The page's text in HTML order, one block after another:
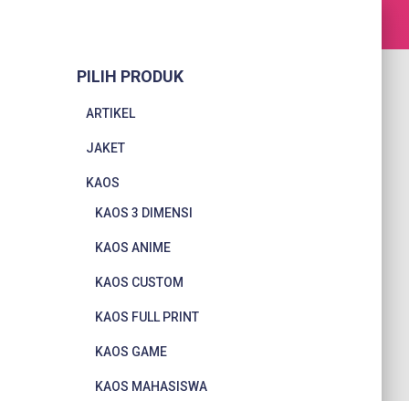
PILIH PRODUK
ARTIKEL
JAKET
KAOS
KAOS 3 DIMENSI
KAOS ANIME
KAOS CUSTOM
KAOS FULL PRINT
KAOS GAME
KAOS MAHASISWA